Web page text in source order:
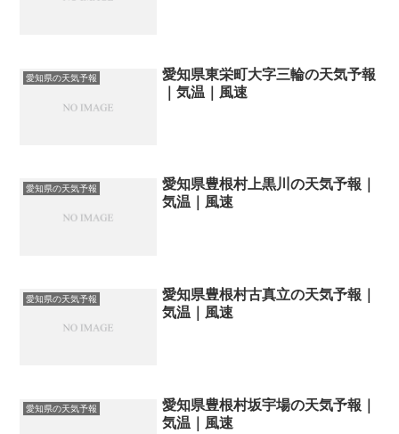
愛知県の天気予報
愛知県東栄町大字三輪の天気予報
｜気温｜風速
愛知県の天気予報
愛知県豊根村上黒川の天気予報｜
気温｜風速
愛知県の天気予報
愛知県豊根村古真立の天気予報｜
気温｜風速
愛知県の天気予報
愛知県豊根村坂宇場の天気予報｜
気温｜風速